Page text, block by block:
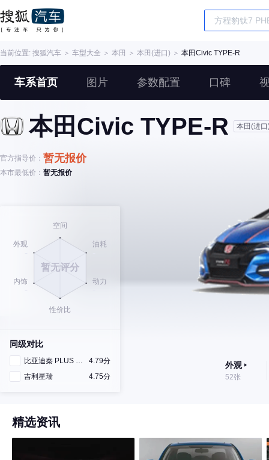
当前位置: 搜狐汽车 ＞ 车型大全 ＞ 本田 ＞ 本田(进口) ＞ 本田Civic TYPE-R
车系首页 图片 参数配置 口碑
本田Civic TYPE-R 本田(进口
官方指导价： 暂无报价
本市最低价： 暂无报价
同级对比
比亚迪秦 PLUS DM-i
4.79分
吉利星瑞
4.75分
外观
52张
精选资讯